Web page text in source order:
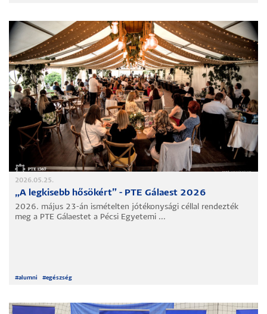
2026.05.25.
„A legkisebb hősökért” - PTE Gálaest 2026
2026. május 23-án ismételten jótékonysági céllal rendezték
meg a PTE Gálaestet a Pécsi Egyetemi ...
#alumni #egészség